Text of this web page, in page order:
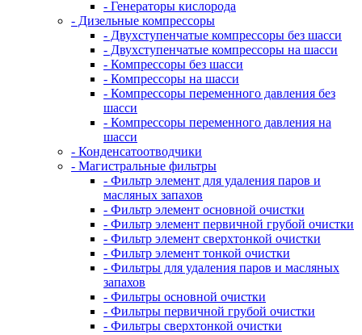
- Генераторы кислорода
- Дизельные компрессоры
- Двухступенчатые компрессоры без шасси
- Двухступенчатые компрессоры на шасси
- Компрессоры без шасси
- Компрессоры на шасси
- Компрессоры переменного давления без
шасси
- Компрессоры переменного давления на
шасси
- Конденсатоотводчики
- Магистральные фильтры
- Фильтр элемент для удаления паров и
масляных запахов
- Фильтр элемент основной очистки
- Фильтр элемент первичной грубой очистки
- Фильтр элемент сверхтонкой очистки
- Фильтр элемент тонкой очистки
- Фильтры для удаления паров и масляных
запахов
- Фильтры основной очистки
- Фильтры первичной грубой очистки
- Фильтры сверхтонкой очистки